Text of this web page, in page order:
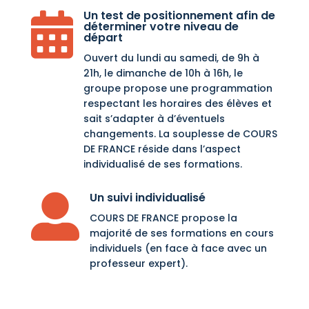
 Un test de positionnement afin de
déterminer votre niveau de
départ
Ouvert du lundi au samedi, de 9h à
21h, le dimanche de 10h à 16h, le
groupe propose une programmation
respectant les horaires des élèves et
sait s’adapter à d’éventuels
changements. La souplesse de COURS
DE FRANCE réside dans l’aspect
individualisé de ses formations.
 Un suivi individualisé
COURS DE FRANCE propose la
majorité de ses formations en cours
individuels (en face à face avec un
professeur expert).